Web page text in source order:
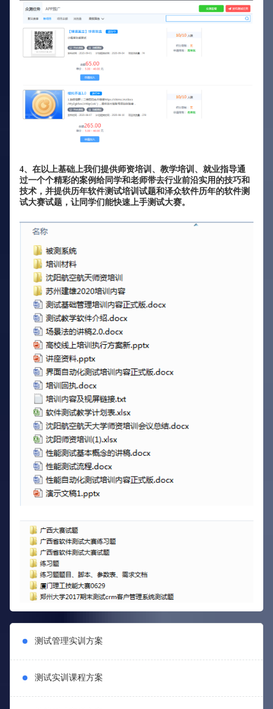
4、在以上基础上我们提供师资培训、教学培训、就业指导通
过一个个精彩的案例给同学和老师带去行业前沿实用的技巧和
技术，并提供历年软件测试培训试题和泽众软件历年的软件测
试大赛试题，让同学们能快速上手测试大赛。
测试管理实训方案
测试实训课程方案